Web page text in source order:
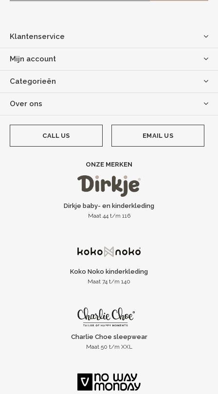
Klantenservice
Mijn account
Categorieën
Over ons
CALL US EMAIL US
ONZE MERKEN
Dirkje baby- en kinderkleding
Maat 44 t/m 116
Koko Noko kinderkleding
Maat 74 t/m 140
Charlie Choe sleepwear
Maat 50 t/m XXL